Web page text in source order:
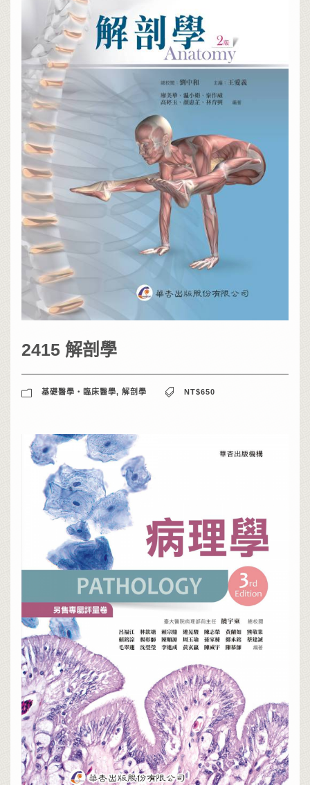
2415 解剖學
基礎醫學‧臨床醫學, 解剖學 NT$650